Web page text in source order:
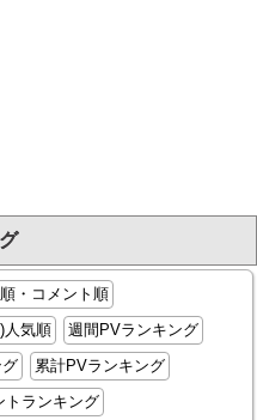
・コメント順
人気順
週間PVランキング
累計PVランキング
トランキング